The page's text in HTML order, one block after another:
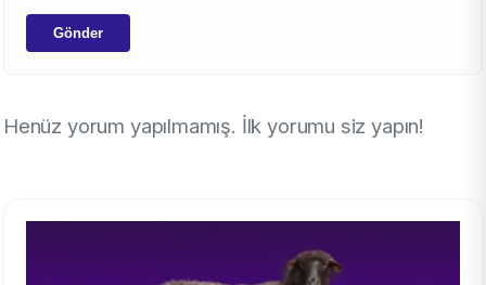
Gönder
Henüz yorum yapılmamış. İlk yorumu siz yapın!